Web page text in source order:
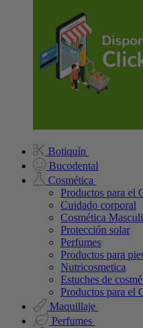
Botiquín
Bucodental
Cosmética
Productos para el
Cuidado corporal
Cosmética
Protección solar
Perfumes
Productos para
Nutricosmetica
Estuches de
Productos para el
Maquillaje
Perfumes